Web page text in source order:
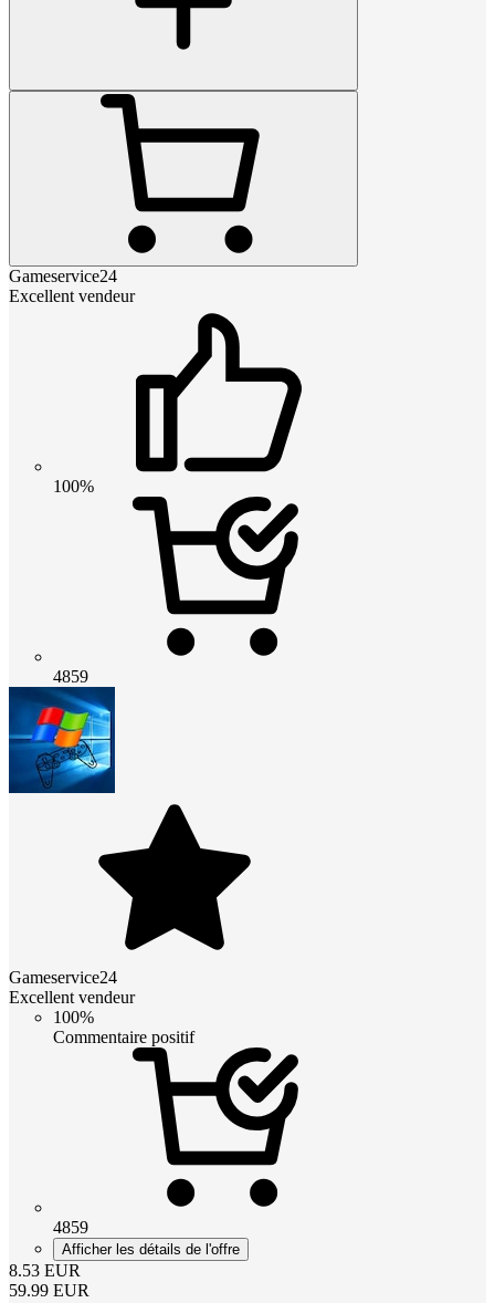
Gameservice24
Excellent vendeur
100%
4859
Gameservice24
Excellent vendeur
100%
Commentaire positif
4859
Afficher les détails de l'offre
8.53 EUR
59.99 EUR